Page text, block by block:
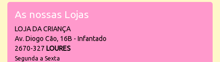
As nossas Lojas
LOJA DA CRIANÇA
Av. Diogo Cão, 16B - Infantado
2670-327 LOURES
Segunda a Sexta